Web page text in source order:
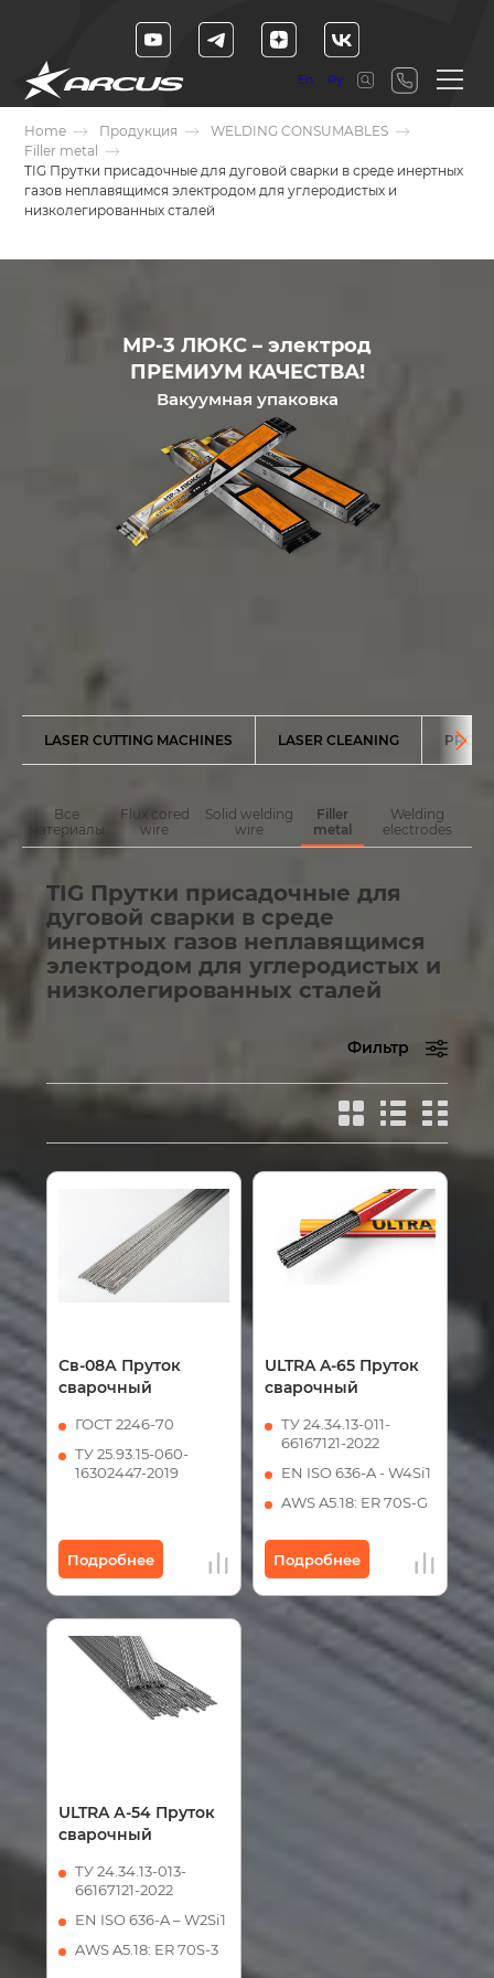
En Ру
Home Продукция
WELDING CONSUMABLES
Filler metal
TIG Прутки присадочные для дуговой сварки в среде инертных
газов неплавящимся электродом для углеродистых и
низколегированных сталей
МР-3 ЛЮКС – электрод
ПРЕМИУМ КАЧЕСТВА!
Вакуумная упаковка
LASER CUTTING MACHINES LASER CLEANING
Все
материалы
Flux cored
wire
Solid welding
wire
Filler
metal
Welding
electrodes
TIG Прутки присадочные для
дуговой сварки в среде
инертных газов неплавящимся
электродом для углеродистых и
низколегированных сталей
Фильтр
Св-08А Пруток
сварочный
ГОСТ 2246-70
ТУ 25.93.15-060-
16302447-2019
Подробнее
ULTRA A-65 Пруток
сварочный
ТУ 24.34.13-011-
66167121-2022
EN ISO 636-A - W4Si1
AWS A5.18: ER 70S-G
Подробнее
ULTRA А-54 Пруток
сварочный
ТУ 24.34.13-013-
66167121-2022
EN ISO 636-A – W2Si1
AWS A5.18: ER 70S-3